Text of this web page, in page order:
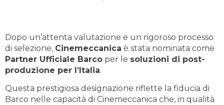
Dopo un’attenta valutazione e un rigoroso processo
di selezione, Cinemeccanica è stata nominata come
Partner Ufficiale Barco per le soluzioni di post-
produzione per l’Italia.
Questa prestigiosa designazione riflette la fiducia di
Barco nelle capacità di Cinemeccanica che, in qualità